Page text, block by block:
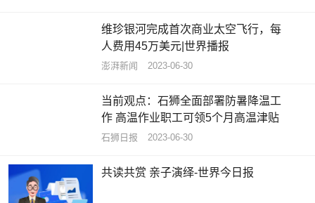
维珍银河完成首次商业太空飞行，每
人费用45万美元|世界播报
澎湃新闻 2023-06-30
当前观点：石狮全面部署防暑降温工
作 高温作业职工可领5个月高温津贴
石狮日报 2023-06-30
共读共赏 亲子演绎-世界今日报